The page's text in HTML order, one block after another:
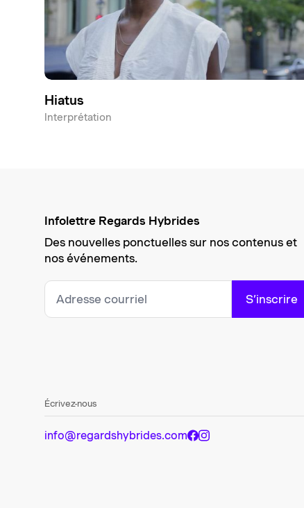
Hiatus
Interprétation
Infolettre Regards Hybrides
Des nouvelles ponctuelles sur nos contenus et
nos événements.
S’inscrire
Écrivez-nous
info@regardshybrides.com